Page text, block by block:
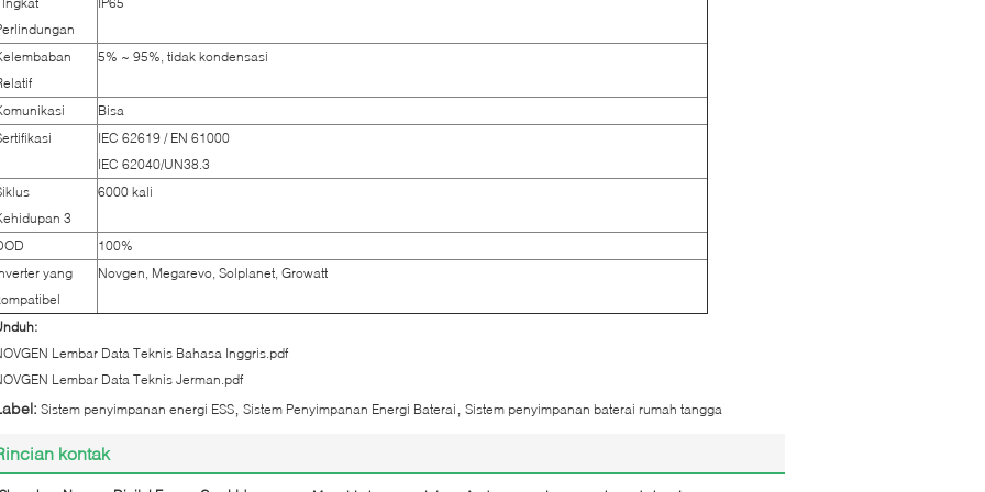
5% ~ 95%, tidak kondensasi
Bisa
IEC 62619 / EN 61000
IEC 62040/UN38.3
3
6000 kali
100%
yang
Novgen, Megarevo, Solplanet, Growatt
Lembar Data Teknis Bahasa Inggris.pdf
Lembar Data Teknis Jerman.pdf
Sistem penyimpanan energi ESS Sistem Penyimpanan Energi Baterai Sistem penyimpanan baterai rumah tangga
kontak